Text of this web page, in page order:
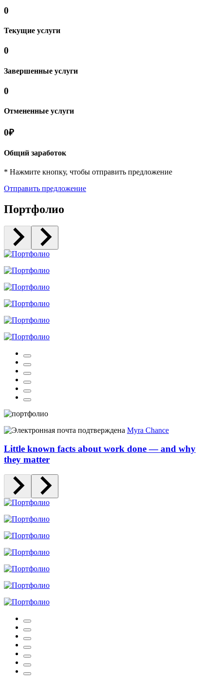
0
Текущие услуги
0
Завершенные услуги
0
Отмененные услуги
0₽
Общий заработок
* Нажмите кнопку, чтобы отправить предложение
Отправить предложение
Портфолио
Myra Chance
Little known facts about work done — and why
they matter